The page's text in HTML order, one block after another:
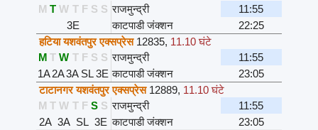
M T W T F S S राजमुन्द्री
11:55
3E
काटपाडी जंक्शन
22:25
हटिया यशवंतपुर एक्सप्रेस 12835, 11.10 घंटे
M T W T F S S राजमुन्द्री
11:55
1A2A3A SL3E काटपाडी जंक्शन
23:05
टाटानगर यशवंतपुर एक्सप्रेस 12889, 11.10 घंटे
M T W T F S S राजमुन्द्री
11:55
2A 3A SL 3E काटपाडी जंक्शन
23:05